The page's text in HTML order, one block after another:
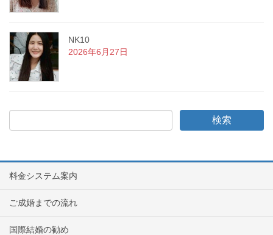
NK10
2026年6月27日
料金システム案内
ご成婚までの流れ
国際結婚の勧め